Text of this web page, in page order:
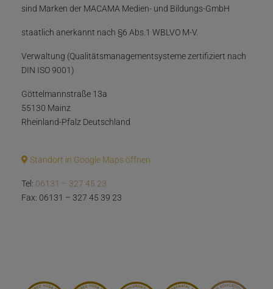
sind Marken der MACAMA Medien- und Bildungs-GmbH
staatlich anerkannt nach §6 Abs.1 WBLVO M-V.
Verwaltung (Qualitätsmanagementsysteme zertifiziert nach
DIN ISO 9001)
Göttelmannstraße 13a
55130 Mainz
Rheinland-Pfalz Deutschland
Standort in Google Maps öffnen
Tel: 06131 – 327 45 23
Fax: 06131 – 327 45 39 23